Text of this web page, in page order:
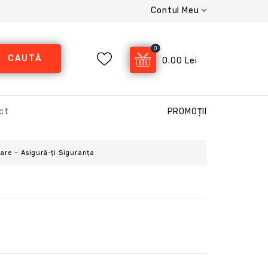
Contul Meu
CAUTĂ
0
0.00 Lei
PROMOȚII
– Asigură-ți Siguranța